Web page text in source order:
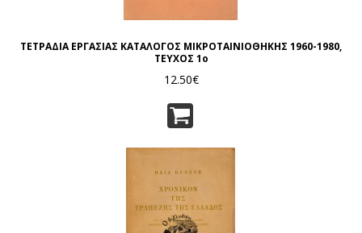
ΤΕΤΡΑΔΙΑ ΕΡΓΑΣΙΑΣ ΚΑΤΑΛΟΓΟΣ ΜΙΚΡΟΤΑΙΝΙΟΘΗΚΗΣ 1960-1980,
ΤΕΥΧΟΣ 1ο
12.50€